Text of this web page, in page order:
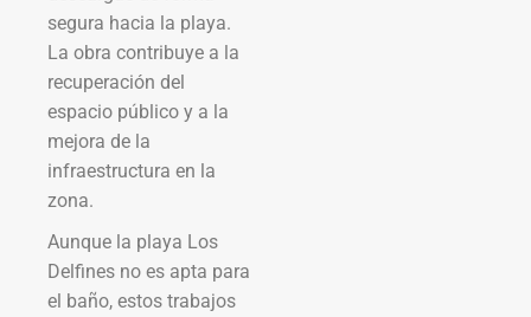
segura hacia la playa.
La obra contribuye a la
recuperación del
espacio público y a la
mejora de la
infraestructura en la
zona.
Aunque la playa Los
Delfines no es apta para
el baño, estos trabajos